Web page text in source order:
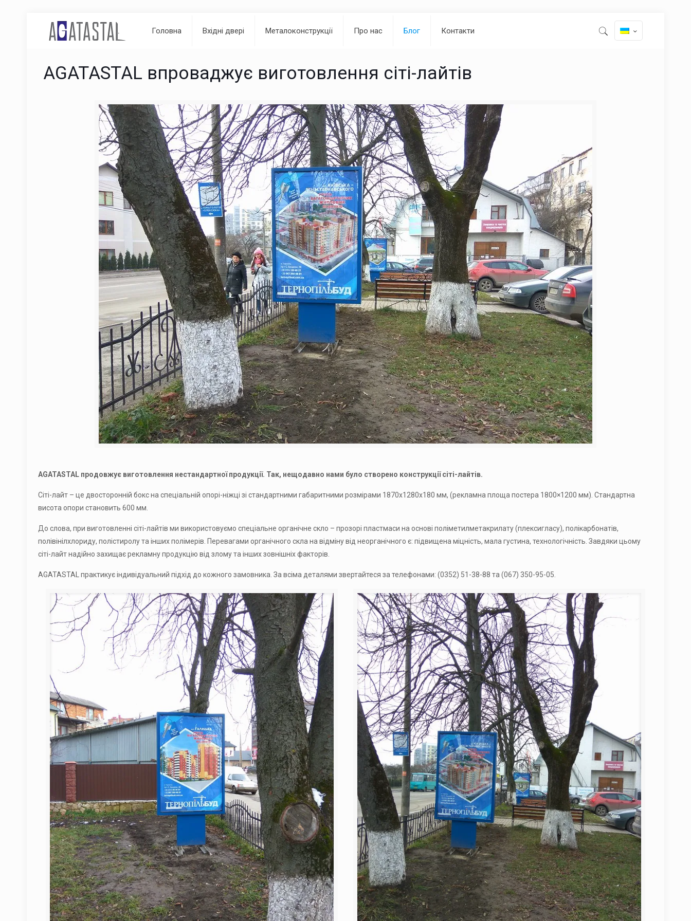
Головна Вхідні двері Металоконструкції Про нас Блог Контакти
AGATASTAL впроваджує виготовлення сіті-лайтів
AGATASTAL продовжує виготовлення нестандартної продукції. Так, нещодавно нами було створено конструкції сіті-лайтів.
Сіті-лайт – це двосторонній бокс на спеціальній опорі-ніжці зі стандартними габаритними розмірами 1870x1280x180 мм, (рекламна площа постера 1800×1200 мм). Стандартна
висота опори становить 600 мм.
До слова, при виготовленні сіті-лайтів ми використовуємо спеціальне органічне скло – прозорі пластмаси на основі поліметилметакрилату (плексигласу), полікарбонатів,
полівінілхлориду, полістиролу та інших полімерів. Перевагами органічного скла на відміну від неорганічного є: підвищена міцність, мала густина, технологічність. Завдяки цьому
сіті-лайт надійно захищає рекламну продукцію від злому та інших зовнішніх факторів.
AGATASTAL практикує індивідуальний підхід до кожного замовника. За всіма деталями звертайтеся за телефонами: (0352) 51-38-88 та (067) 350-95-05.